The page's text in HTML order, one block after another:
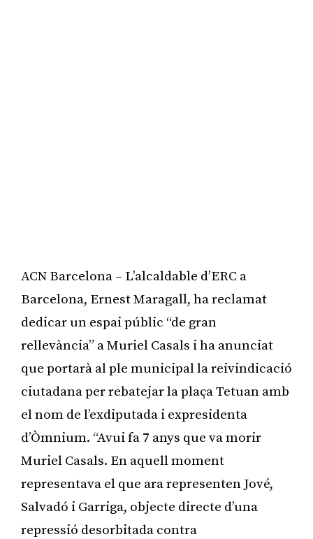
ACN Barcelona – L’alcaldable d’ERC a
Barcelona, Ernest Maragall, ha reclamat
dedicar un espai públic “de gran
rellevància” a Muriel Casals i ha anunciat
que portarà al ple municipal la reivindicació
ciutadana per rebatejar la plaça Tetuan amb
el nom de l’exdiputada i expresidenta
d’Òmnium. “Avui fa 7 anys que va morir
Muriel Casals. En aquell moment
representava el que ara representen Jové,
Salvadó i Garriga, objecte directe d’una
repressió desorbitada contra